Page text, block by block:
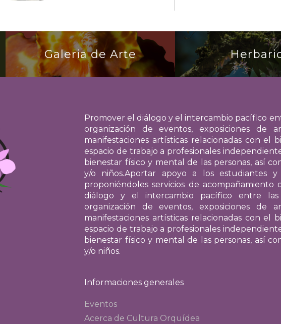
Galeria de Arte
Promover el diálogo y el intercambio pacífico
organización de eventos, exposiciones
manifestaciones artísticas relacionadas con
espacio de trabajo a profesionales
bienestar físico y mental de las personas, así
y/o niños.Aportar apoyo a los estudiantes y
proponiéndoles servicios de
diálogo y el intercambio pacífico entre
organización de eventos, exposiciones
manifestaciones artísticas relacionadas con
espacio de trabajo a profesionales
bienestar físico y mental de las personas, así
y/o niños.
Informaciones generales
Eventos
Acerca de Cultura Orquídea